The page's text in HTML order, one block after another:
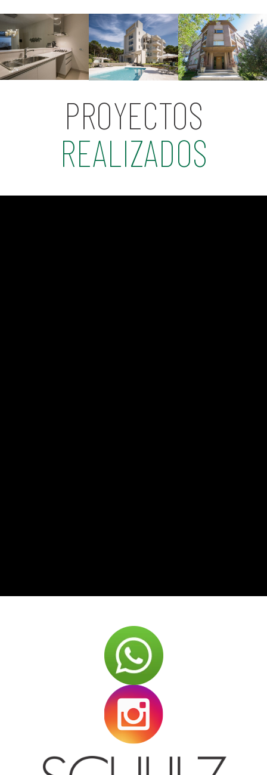
PROYECTOS
REALIZADOS